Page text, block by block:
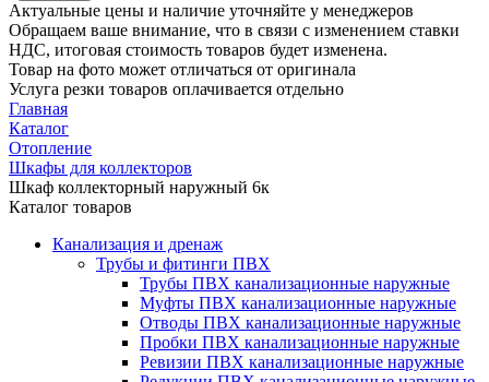
Актуальные цены и наличие уточняйте у менеджеров
Обращаем ваше внимание, что в связи с изменением ставки
НДС, итоговая стоимость товаров будет изменена.
Товар на фото может отличаться от оригинала
Услуга резки товаров оплачивается отдельно
Главная
Каталог
Отопление
Шкафы для коллекторов
Шкаф коллекторный наружный 6к
Каталог товаров
Канализация и дренаж
Трубы и фитинги ПВХ
Трубы ПВХ канализационные наружные
Муфты ПВХ канализационные наружные
Отводы ПВХ канализационные наружные
Пробки ПВХ канализационные наружные
Ревизии ПВХ канализационные наружные